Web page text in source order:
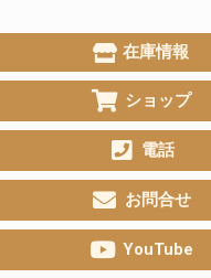
在庫情報
ショップ
電話
お問合せ
YouTube